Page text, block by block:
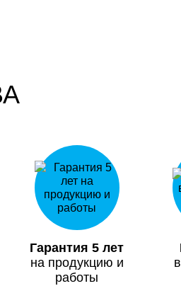
Гарантия 5 лет
на продукцию и
работы